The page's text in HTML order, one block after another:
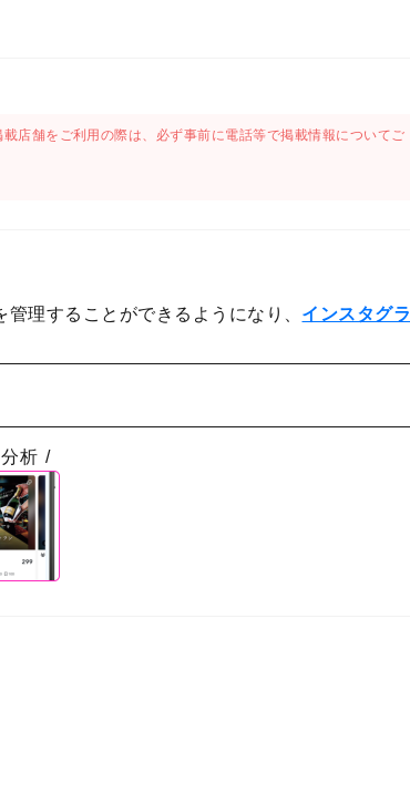
店舗をご利用の際は、必ず事前に電話等で掲載情報についてご
理することができるようになり、 インスタグラ
析 /